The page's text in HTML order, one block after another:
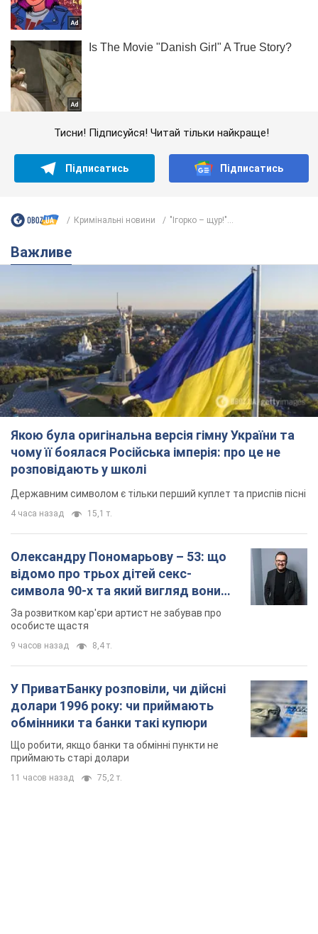
Тисни! Підписуйся! Читай тільки найкраще!
Підписатись Підписатись
Кримінальні новини "Ігорко – щур!"...
Важливе
Якою була оригінальна версія гімну України та
чому її боялася Російська імперія: про це не
розповідають у школі
Державним символом є тільки перший куплет та приспів пісні
4 часа назад 15,1 т.
Олександру Пономарьову – 53: що
відомо про трьох дітей секс-
символа 90-х та який вигляд вони
мають
За розвитком кар'єри артист не забував про
особисте щастя
9 часов назад 8,4 т.
У ПриватБанку розповіли, чи дійсні
долари 1996 року: чи приймають
обмінники та банки такі купюри
Що робити, якщо банки та обмінні пункти не
приймають старі долари
11 часов назад 75,2 т.